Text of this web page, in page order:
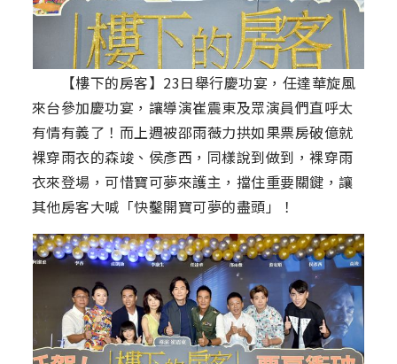
【樓下的房客】23日舉行慶功宴，任達華旋風
來台參加慶功宴，讓導演崔震東及眾演員們直呼太
有情有義了！而上週被邵雨薇力拱如果票房破億就
裸穿雨衣的森竣、侯彥西，同樣說到做到，裸穿雨
衣來登場，可惜寶可夢來護主，擋住重要關鍵，讓
其他房客大喊「快鑿開寶可夢的盡頭」！